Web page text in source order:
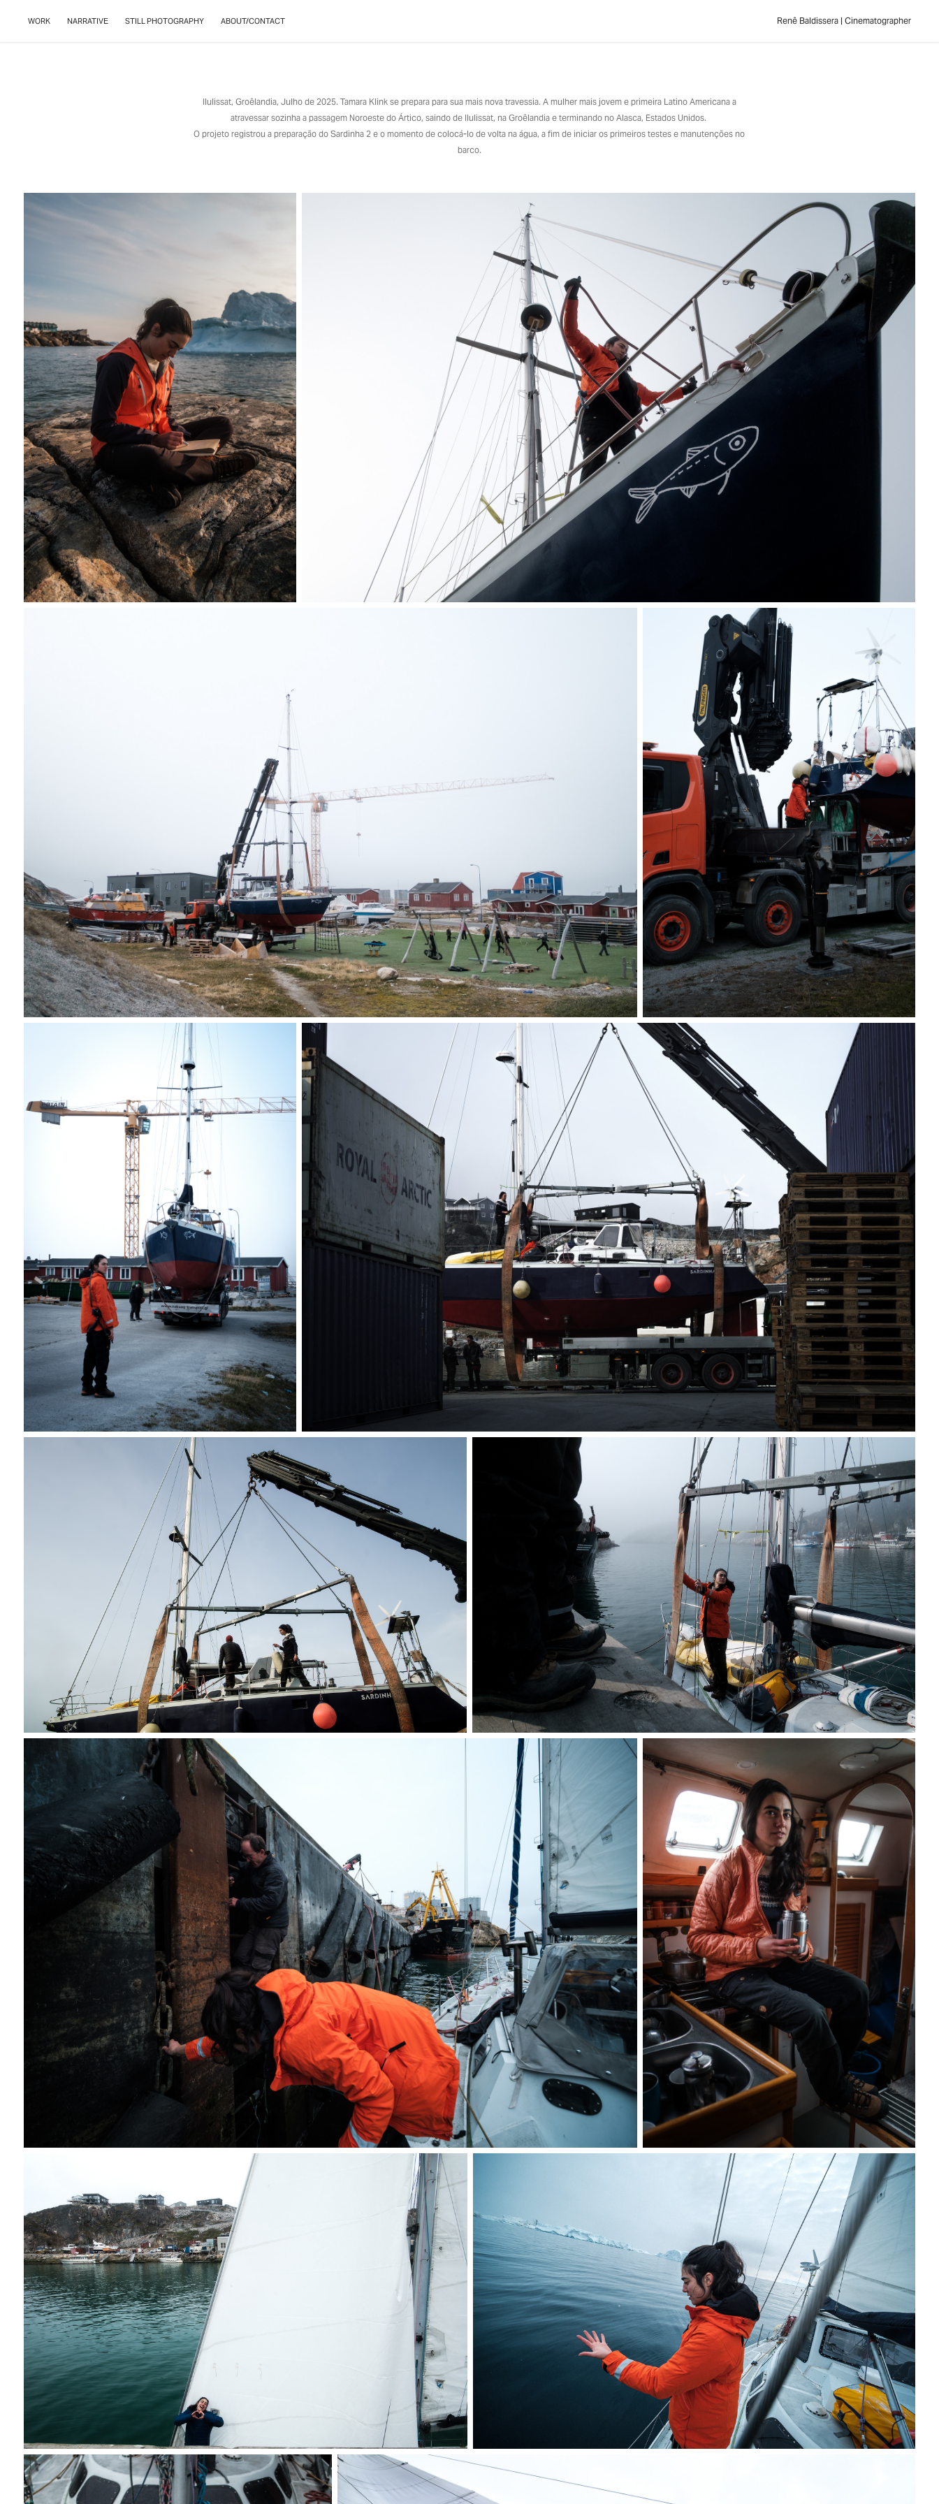
WORK NARRATIVE STILL PHOTOGRAPHY ABOUT/CONTACT Renê Baldissera | Cinematographer
Ilulissat, Groêlandia, Julho de 2025. Tamara Klink se prepara para sua mais nova travessia. A mulher mais jovem e primeira Latino Americana a
atravessar sozinha a passagem Noroeste do Ártico, saindo de Ilulissat, na Groêlandia e terminando no Alasca, Estados Unidos.
O projeto registrou a preparação do Sardinha 2 e o momento de colocá-lo de volta na água, a fim de iniciar os primeiros testes e manutenções no
barco.